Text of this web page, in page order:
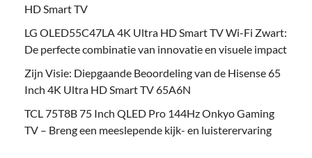
HD Smart TV
LG OLED55C47LA 4K Ultra HD Smart TV Wi-Fi Zwart:
De perfecte combinatie van innovatie en visuele impact
Zijn Visie: Diepgaande Beoordeling van de Hisense 65
Inch 4K Ultra HD Smart TV 65A6N
TCL 75T8B 75 Inch QLED Pro 144Hz Onkyo Gaming
TV – Breng een meeslepende kijk- en luisterervaring